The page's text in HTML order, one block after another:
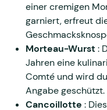
einer cremigen
garniert, erfreut
Morteau-Wurst :
Jahren eine
Comté und wird
Angabe geschützt.
Cancoillotte :